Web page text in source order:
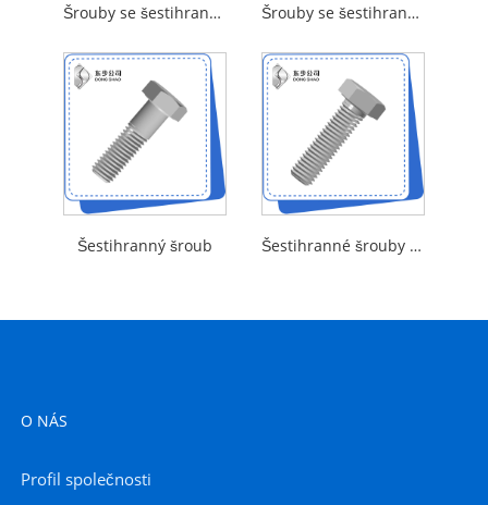
Šrouby se šestihrannou hlavou s dlouhým závitovým hrotem Šrouby se šestihrannou hlavou s otvorem
Šestihranný šroub Šestihranné šrouby se závitem až k hlavě
O NÁS
Profil společnosti